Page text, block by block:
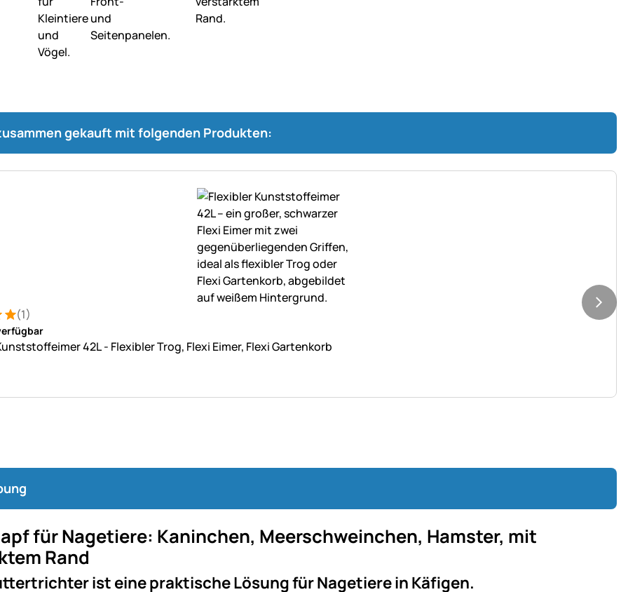
gekauft mit folgenden Produkten:
5 von 5 (1 Bewertungen)
(1)
42L - Flexibler Trog, Flexi Eimer, Flexi Gartenkorb
für Nagetiere: Kaninchen, Meerschweinchen, Hamster, mit
Rand
ist eine praktische Lösung für Nagetiere in Käfigen.